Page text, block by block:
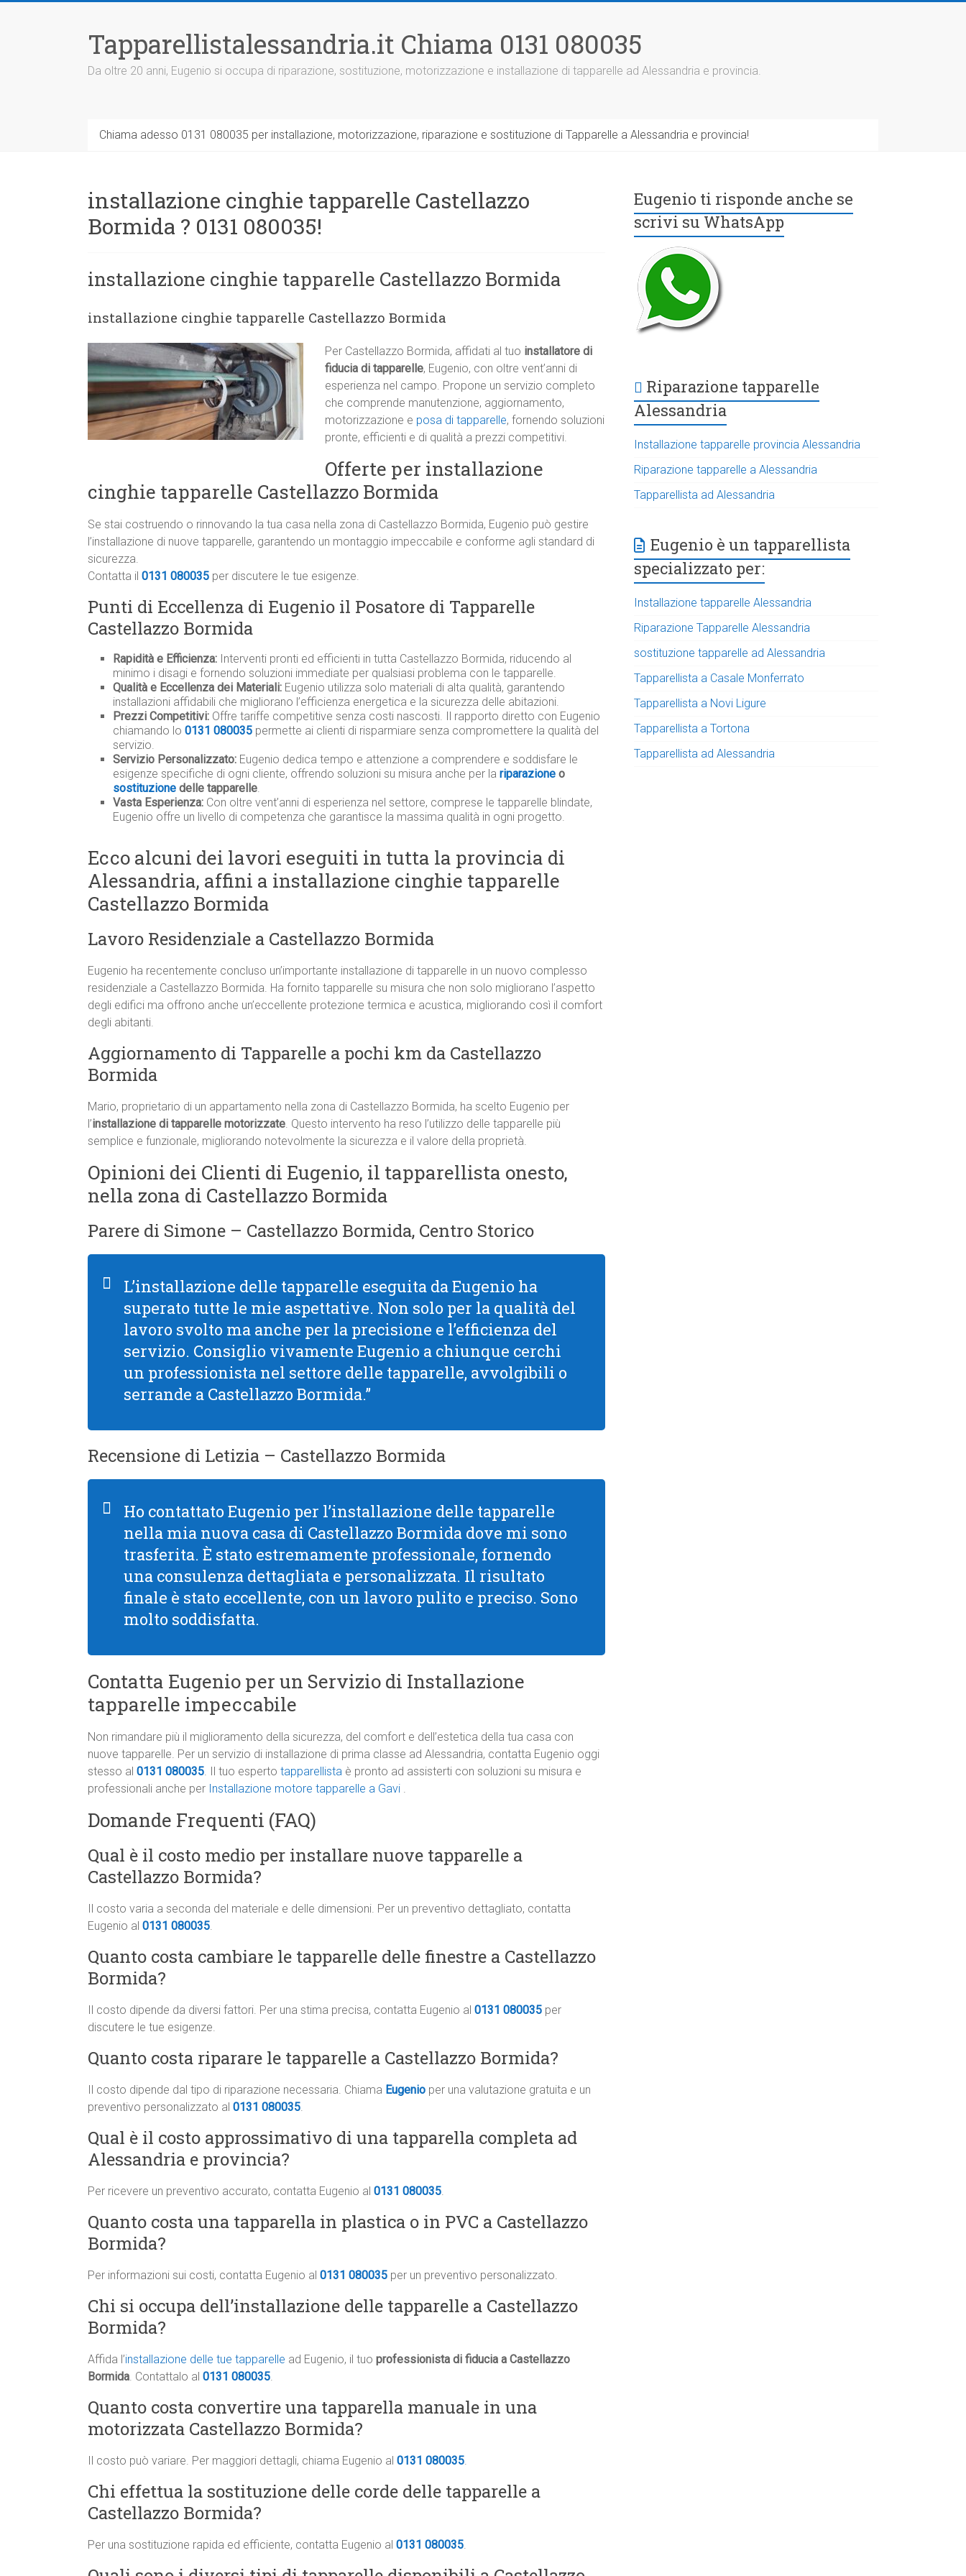
Tapparellistalessandria.it Chiama 0131 080035
Da oltre 20 anni, Eugenio si occupa di riparazione, sostituzione, motorizzazione e installazione di tapparelle ad Alessandria e provincia.
Chiama adesso 0131 080035 per installazione, motorizzazione, riparazione e sostituzione di Tapparelle a Alessandria e provincia!
installazione cinghie tapparelle Castellazzo
Bormida ? 0131 080035!
installazione cinghie tapparelle Castellazzo Bormida
installazione cinghie tapparelle Castellazzo Bormida
Per Castellazzo Bormida, affidati al tuo installatore di
fiducia di tapparelle, Eugenio, con oltre vent’anni di
esperienza nel campo. Propone un servizio completo
che comprende manutenzione, aggiornamento,
motorizzazione e posa di tapparelle, fornendo soluzioni
pronte, efficienti e di qualità a prezzi competitivi.
Offerte per installazione
cinghie tapparelle Castellazzo Bormida
Se stai costruendo o rinnovando la tua casa nella zona di Castellazzo Bormida, Eugenio può gestire
l’installazione di nuove tapparelle, garantendo un montaggio impeccabile e conforme agli standard di
sicurezza.
Contatta il 0131 080035 per discutere le tue esigenze.
Punti di Eccellenza di Eugenio il Posatore di Tapparelle
Castellazzo Bormida
Rapidità e Efficienza: Interventi pronti ed efficienti in tutta Castellazzo Bormida, riducendo al
minimo i disagi e fornendo soluzioni immediate per qualsiasi problema con le tapparelle.
Qualità e Eccellenza dei Materiali: Eugenio utilizza solo materiali di alta qualità, garantendo
installazioni affidabili che migliorano l’efficienza energetica e la sicurezza delle abitazioni.
Prezzi Competitivi: Offre tariffe competitive senza costi nascosti. Il rapporto diretto con Eugenio
chiamando lo 0131 080035 permette ai clienti di risparmiare senza compromettere la qualità del
servizio.
Servizio Personalizzato: Eugenio dedica tempo e attenzione a comprendere e soddisfare le
esigenze specifiche di ogni cliente, offrendo soluzioni su misura anche per la riparazione o
sostituzione delle tapparelle.
Vasta Esperienza: Con oltre vent’anni di esperienza nel settore, comprese le tapparelle blindate,
Eugenio offre un livello di competenza che garantisce la massima qualità in ogni progetto.
Ecco alcuni dei lavori eseguiti in tutta la provincia di
Alessandria, affini a installazione cinghie tapparelle
Castellazzo Bormida
Lavoro Residenziale a Castellazzo Bormida
Eugenio ha recentemente concluso un’importante installazione di tapparelle in un nuovo complesso
residenziale a Castellazzo Bormida. Ha fornito tapparelle su misura che non solo migliorano l’aspetto
degli edifici ma offrono anche un’eccellente protezione termica e acustica, migliorando così il comfort
degli abitanti.
Aggiornamento di Tapparelle a pochi km da Castellazzo
Bormida
Mario, proprietario di un appartamento nella zona di Castellazzo Bormida, ha scelto Eugenio per
l’installazione di tapparelle motorizzate. Questo intervento ha reso l’utilizzo delle tapparelle più
semplice e funzionale, migliorando notevolmente la sicurezza e il valore della proprietà.
Opinioni dei Clienti di Eugenio, il tapparellista onesto,
nella zona di Castellazzo Bormida
Parere di Simone – Castellazzo Bormida, Centro Storico
L’installazione delle tapparelle eseguita da Eugenio ha
superato tutte le mie aspettative. Non solo per la qualità del
lavoro svolto ma anche per la precisione e l’efficienza del
servizio. Consiglio vivamente Eugenio a chiunque cerchi
un professionista nel settore delle tapparelle, avvolgibili o
serrande a Castellazzo Bormida.”
Recensione di Letizia – Castellazzo Bormida
Ho contattato Eugenio per l’installazione delle tapparelle
nella mia nuova casa di Castellazzo Bormida dove mi sono
trasferita. È stato estremamente professionale, fornendo
una consulenza dettagliata e personalizzata. Il risultato
finale è stato eccellente, con un lavoro pulito e preciso. Sono
molto soddisfatta.
Contatta Eugenio per un Servizio di Installazione
tapparelle impeccabile
Non rimandare più il miglioramento della sicurezza, del comfort e dell’estetica della tua casa con
nuove tapparelle. Per un servizio di installazione di prima classe ad Alessandria, contatta Eugenio oggi
stesso al 0131 080035. Il tuo esperto tapparellista è pronto ad assisterti con soluzioni su misura e
professionali anche per Installazione motore tapparelle a Gavi .
Domande Frequenti (FAQ)
Qual è il costo medio per installare nuove tapparelle a
Castellazzo Bormida?
Il costo varia a seconda del materiale e delle dimensioni. Per un preventivo dettagliato, contatta
Eugenio al 0131 080035.
Quanto costa cambiare le tapparelle delle finestre a Castellazzo
Bormida?
Il costo dipende da diversi fattori. Per una stima precisa, contatta Eugenio al 0131 080035 per
discutere le tue esigenze.
Quanto costa riparare le tapparelle a Castellazzo Bormida?
Il costo dipende dal tipo di riparazione necessaria. Chiama Eugenio per una valutazione gratuita e un
preventivo personalizzato al 0131 080035.
Qual è il costo approssimativo di una tapparella completa ad
Alessandria e provincia?
Per ricevere un preventivo accurato, contatta Eugenio al 0131 080035.
Quanto costa una tapparella in plastica o in PVC a Castellazzo
Bormida?
Per informazioni sui costi, contatta Eugenio al 0131 080035 per un preventivo personalizzato.
Chi si occupa dell’installazione delle tapparelle a Castellazzo
Bormida?
Affida l’installazione delle tue tapparelle ad Eugenio, il tuo professionista di fiducia a Castellazzo
Bormida. Contattalo al 0131 080035.
Quanto costa convertire una tapparella manuale in una
motorizzata Castellazzo Bormida?
Il costo può variare. Per maggiori dettagli, chiama Eugenio al 0131 080035.
Chi effettua la sostituzione delle corde delle tapparelle a
Castellazzo Bormida?
Per una sostituzione rapida ed efficiente, contatta Eugenio al 0131 080035.
Eugenio ti risponde anche se
scrivi su WhatsApp
Riparazione tapparelle
Alessandria
Installazione tapparelle provincia Alessandria
Riparazione tapparelle a Alessandria
Tapparellista ad Alessandria
Eugenio è un tapparellista
specializzato per:
Installazione tapparelle Alessandria
Riparazione Tapparelle Alessandria
sostituzione tapparelle ad Alessandria
Tapparellista a Casale Monferrato
Tapparellista a Novi Ligure
Tapparellista a Tortona
Tapparellista ad Alessandria